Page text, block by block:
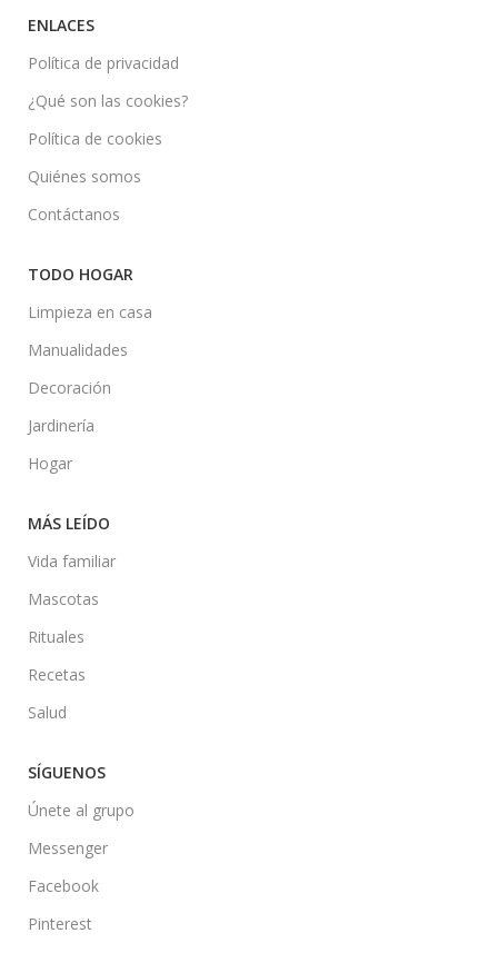
ENLACES
Política de privacidad
¿Qué son las cookies?
Política de cookies
Quiénes somos
Contáctanos
TODO HOGAR
Limpieza en casa
Manualidades
Decoración
Jardinería
Hogar
MÁS LEÍDO
Vida familiar
Mascotas
Rituales
Recetas
Salud
SÍGUENOS
Únete al grupo
Messenger
Facebook
Pinterest